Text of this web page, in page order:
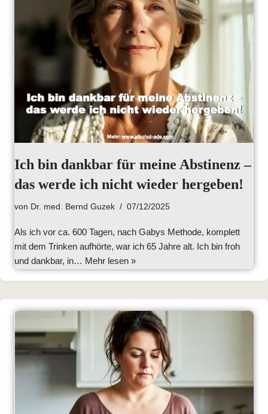
Ich bin dankbar für meine Abstinenz –
das werde ich nicht wieder hergeben!
von Dr. med. Bernd Guzek 07/12/2025
Als ich vor ca. 600 Tagen, nach Gabys Methode, komplett
mit dem Trinken aufhörte, war ich 65 Jahre alt. Ich bin froh
und dankbar, in… Mehr lesen »